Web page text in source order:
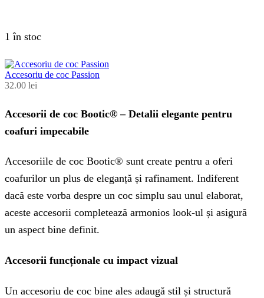
1 în stoc
Accesoriu de coc Passion
32.00 lei
Accesorii de coc Bootic® – Detalii elegante pentru
coafuri impecabile
Accesoriile de coc Bootic® sunt create pentru a oferi
coafurilor un plus de eleganță și rafinament. Indiferent
dacă este vorba despre un coc simplu sau unul elaborat,
aceste accesorii completează armonios look-ul și asigură
un aspect bine definit.
Accesorii funcționale cu impact vizual
Un accesoriu de coc bine ales adaugă stil și structură